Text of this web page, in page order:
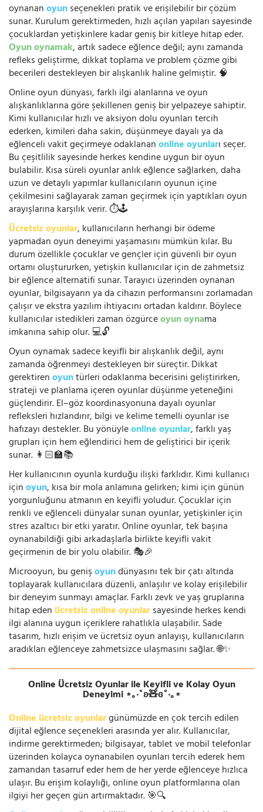
oynananoyunseçenekleri pratik ve erişilebilir bir çözüm
sunar. Kurulum gerektirmeden, hızlı açılan yapıları sayesinde
çocuklardan yetişkinlere kadar geniş bir kitleye hitap eder.
Oyun oynamak, artık sadece eğlence değil; aynı zamanda
refleks geliştirme, dikkat toplama ve problem çözme gibi
becerileri destekleyen bir alışkanlık haline gelmiştir. 🧠
Online oyun dünyası, farklı ilgi alanlarına ve oyun
alışkanlıklarına göre şekillenen geniş bir yelpazeye sahiptir.
Kimi kullanıcılar hızlı ve aksiyon dolu oyunları tercih
ederken, kimileri daha sakin, düşünmeye dayalı ya da
eğlenceli vakit geçirmeye odaklananonline oyunları seçer.
Bu çeşitlilik sayesinde herkes kendine uygun bir oyun
bulabilir. Kısa süreli oyunlar anlık eğlence sağlarken, daha
uzun ve detaylı yapımlar kullanıcıların oyunun içine
çekilmesini sağlayarak zaman geçirmek için yaptıkları oyun
arayışlarına karşılık verir. ⏱️🕹️
Ücretsiz oyunlar, kullanıcıların herhangi bir ödeme
yapmadan oyun deneyimi yaşamasını mümkün kılar. Bu
durum özellikle çocuklar ve gençler için güvenli bir oyun
ortamı oluştururken, yetişkin kullanıcılar için de zahmetsiz
bir eğlence alternatifi sunar. Tarayıcı üzerinden oynanan
oyunlar, bilgisayarın ya da cihazın performansını zorlamadan
çalışır ve ekstra yazılım ihtiyacını ortadan kaldırır. Böylece
kullanıcılar istedikleri zaman özgürceoyun oynama
imkanına sahip olur. 💻🔓
Oyun oynamak sadece keyifli bir alışkanlık değil, aynı
zamanda öğrenmeyi destekleyen bir süreçtir. Dikkat
gerektirenoyuntürleri odaklanma becerisini geliştirirken,
strateji ve planlama içeren oyunlar düşünme yeteneğini
güçlendirir. El–göz koordinasyonuna dayalı oyunlar
refleksleri hızlandırır, bilgi ve kelime temelli oyunlar ise
hafızayı destekler. Bu yönüyleonline oyunlar, farklı yaş
grupları için hem eğlendirici hem de geliştirici bir içerik
sunar. 👩🏻‍🏫📚
Her kullanıcının oyunla kurduğu ilişki farklıdır. Kimi kullanıcı
içinoyun, kısa bir mola anlamına gelirken; kimi için günün
yorgunluğunu atmanın en keyifli yoludur. Çocuklar için
renkli ve eğlenceli dünyalar sunan oyunlar, yetişkinler için
stres azaltıcı bir etki yaratır. Online oyunlar, tek başına
oynanabildiği gibi arkadaşlarla birlikte keyifli vakit
geçirmenin de bir yolu olabilir. 🎭🎉
Microoyun, bu genişoyundünyasını tek bir çatı altında
toplayarak kullanıcılara düzenli, anlaşılır ve kolay erişilebilir
bir deneyim sunmayı amaçlar. Farklı zevk ve yaş gruplarına
hitap eden ücretsiz online oyunlarsayesinde herkes kendi
ilgi alanına uygun içeriklere rahatlıkla ulaşabilir. Sade
tasarım, hızlı erişim ve ücretsiz oyun anlayışı, kullanıcıların
aradıkları eğlenceye zahmetsizce ulaşmasını sağlar. 🌐✨
Online Ücretsiz Oyunlar ile Keyifli ve Kolay Oyun
Deneyimi ⋆｡‧˚ʚ🧸ɞ˚‧｡⋆
Online ücretsiz oyunlargünümüzde en çok tercih edilen
dijital eğlence seçenekleri arasında yer alır. Kullanıcılar,
indirme gerektirmeden; bilgisayar, tablet ve mobil telefonlar
üzerinden kolayca oynanabilen oyunları tercih ederek hem
zamandan tasarruf eder hem de her yerde eğlenceye hızlıca
ulaşır. Bu erişim kolaylığı, online oyun platformlarına olan
ilgiyi her geçen gün artırmaktadır. 🎯🔍